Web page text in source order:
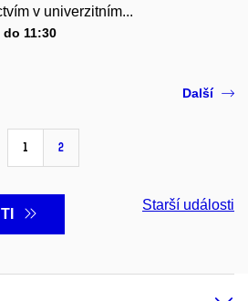
v univerzitním...
11:30
1 2
Další
Starší události